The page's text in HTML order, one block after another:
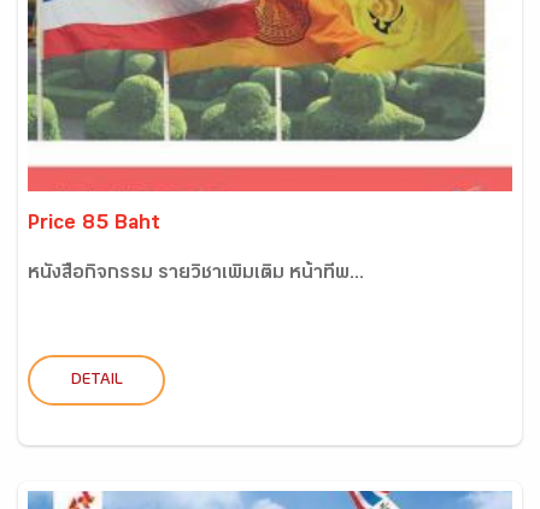
Price 85 Baht
หนังสือกิจกรรม รายวิชาเพิ่มเติม หน้าที่พ...
DETAIL